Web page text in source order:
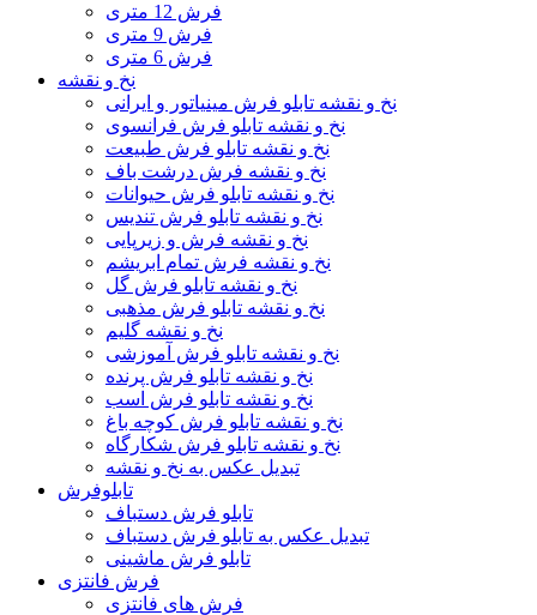
فرش 12 متری
فرش 9 متری
فرش 6 متری
نخ و نقشه
نخ و نقشه تابلو فرش مینیاتور و ایرانی
نخ و نقشه تابلو فرش فرانسوی
نخ و نقشه تابلو فرش طبیعت
نخ و نقشه فرش درشت باف
نخ و نقشه تابلو فرش حیوانات
نخ و نقشه تابلو فرش تندیس
نخ و نقشه فرش و زیرپایی
نخ و نقشه فرش تمام ابریشم
نخ و نقشه تابلو فرش گل
نخ و نقشه تابلو فرش مذهبی
نخ و نقشه گلیم
نخ و نقشه تابلو فرش آموزشی
نخ و نقشه تابلو فرش پرنده
نخ و نقشه تابلو فرش اسب
نخ و نقشه تابلو فرش کوچه باغ
نخ و نقشه تابلو فرش شکارگاه
تبدیل عکس به نخ و نقشه
تابلوفرش
تابلو فرش دستباف
تبدیل عکس به تابلو فرش دستباف
تابلو فرش ماشینی
فرش فانتزی
فرش های فانتزی